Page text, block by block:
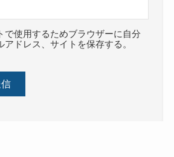
で使用するためブラウザーに自分
アドレス、サイトを保存する。